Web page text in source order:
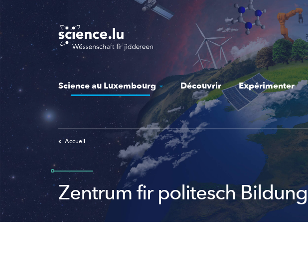
Skip
to
main
content
Science au Luxembourg Découvrir Expérimenter
Accueil
Zentrum fir politesch Bildung